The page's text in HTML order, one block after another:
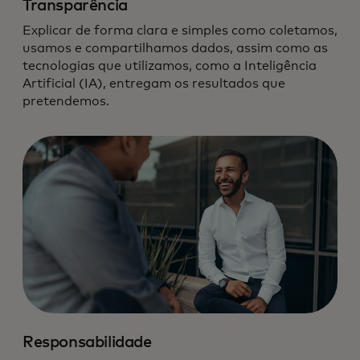
Transparência
Explicar de forma clara e simples como coletamos,
usamos e compartilhamos dados, assim como as
tecnologias que utilizamos, como a Inteligência
Artificial (IA), entregam os resultados que
pretendemos.
Responsabilidade